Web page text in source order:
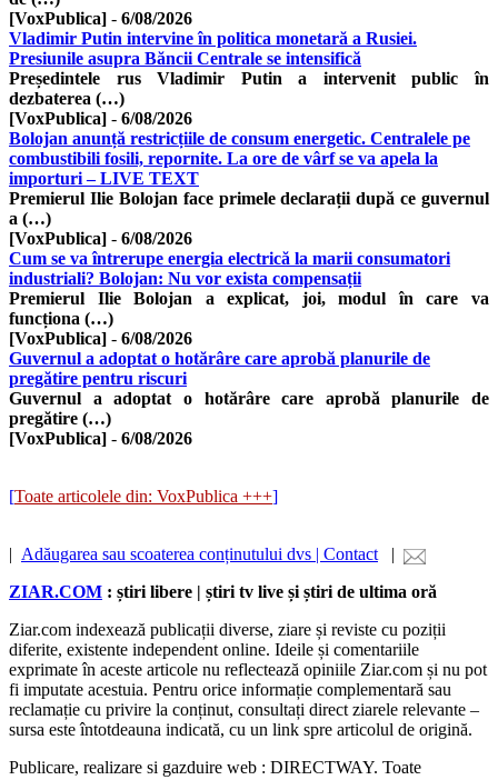
[VoxPublica] - 6/08/2026
Vladimir Putin intervine în politica monetară a Rusiei.
Presiunile asupra Băncii Centrale se intensifică
Președintele rus Vladimir Putin a intervenit public în
dezbaterea (…)
[VoxPublica] - 6/08/2026
Bolojan anunță restricțiile de consum energetic. Centralele pe
combustibili fosili, repornite. La ore de vârf se va apela la
importuri – LIVE TEXT
Premierul Ilie Bolojan face primele declarații după ce guvernul
a (…)
[VoxPublica] - 6/08/2026
Cum se va întrerupe energia electrică la marii consumatori
industriali? Bolojan: Nu vor exista compensații
Premierul Ilie Bolojan a explicat, joi, modul în care va
funcționa (…)
[VoxPublica] - 6/08/2026
Guvernul a adoptat o hotărâre care aprobă planurile de
pregătire pentru riscuri
Guvernul a adoptat o hotărâre care aprobă planurile de
pregătire (…)
[VoxPublica] - 6/08/2026
[Toate articolele din: VoxPublica +++]
| Adăugarea sau scoaterea conținutului dvs | Contact |
ZIAR.COM : știri libere | știri tv live și știri de ultima oră
Ziar.com indexează publicații diverse, ziare și reviste cu poziții
diferite, existente independent online. Ideile și comentariile
exprimate în aceste articole nu reflectează opiniile Ziar.com și nu pot
fi imputate acestuia. Pentru orice informație complementară sau
reclamație cu privire la conținut, consultați direct ziarele relevante –
sursa este întotdeauna indicată, cu un link spre articolul de origină.
Publicare, realizare si gazduire web : DIRECTWAY. Toate